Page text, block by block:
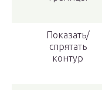
Показать/
спрятать
контур